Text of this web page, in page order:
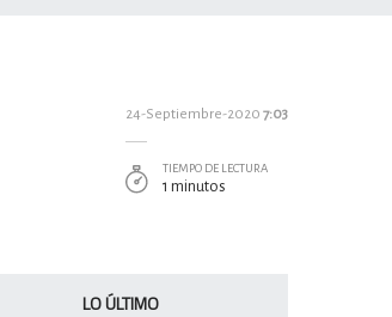
24-Septiembre-2020 7:03
TIEMPO DE LECTURA
1 minutos
LO ÚLTIMO